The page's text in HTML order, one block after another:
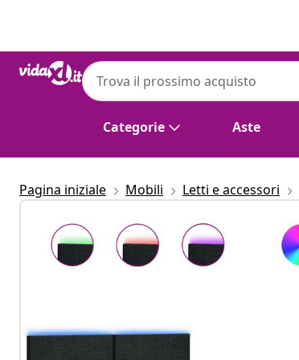
Categorie Aste
Pagina iniziale Mobili Letti e accessori